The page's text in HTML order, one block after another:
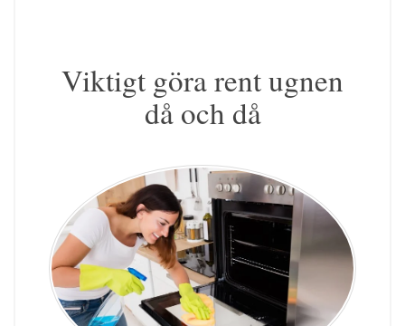
Viktigt göra rent ugnen
då och då